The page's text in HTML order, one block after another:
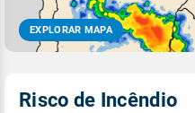
EXPLORAR MAPA
Risco de Incêndio